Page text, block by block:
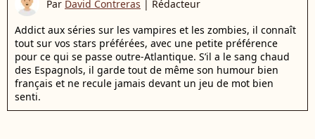
Par David Contreras | Rédacteur
Addict aux séries sur les vampires et les zombies, il connaît
tout sur vos stars préférées, avec une petite préférence
pour ce qui se passe outre-Atlantique. S’il a le sang chaud
des Espagnols, il garde tout de même son humour bien
français et ne recule jamais devant un jeu de mot bien
senti.